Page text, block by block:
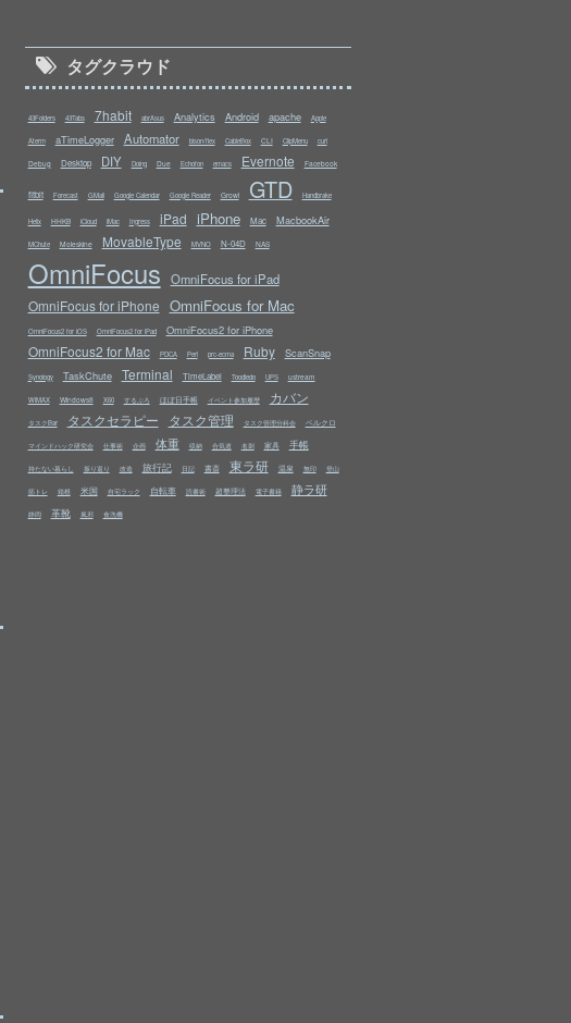
タグクラウド
43Folders 43Tabs 7habit abrAsus Analytics Android apache Apple
Aterm aTimeLogger Automator bison/flex CableBox CLI ClipMenu curl
Debug Desktop DIY Doing Due Echofon emacs Evernote Facebook
fitbit Forecast GMail Google Calendar Google Reader Growl GTD Handbrake
Helix HHKB iCloud iMac Ingress iPad iPhone Mac MacbookAir
MChute Moleskine MovableType MVNO N-04D NAS
OmniFocus OmniFocus for iPad
OmniFocus for iPhone OmniFocus for Mac
OmniFocus2 for iOS OmniFocus2 for iPad OmniFocus2 for iPhone
OmniFocus2 for Mac PDCA Perl prc-ecma Ruby ScanSnap
Synology TaskChute Terminal TimeLabel Toodledo UPS ustream
WiMAX Windows8 X60 するぷろ ほぼ日手帳 イベント参加履歴 カバン
タスクBar タスクセラピー タスク管理 タスク管理分科会 ベルクロ
マインドハック研究会 仕事術 企画 体重 収納 合気道 名刺 家具 手帳
持たない暮らし 振り返り 改造 旅行記 日記 書斎 東ラ研 温泉 無印 登山
筋トレ 箱根 米国 自宅ラック 自転車 読書術 超整理法 電子書籍 静ラ研
静岡 革靴 風邪 食洗機